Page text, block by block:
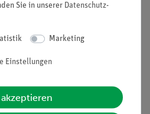
Service
Sie in unserer Daten­schutz­
Marketing
Einstellungen